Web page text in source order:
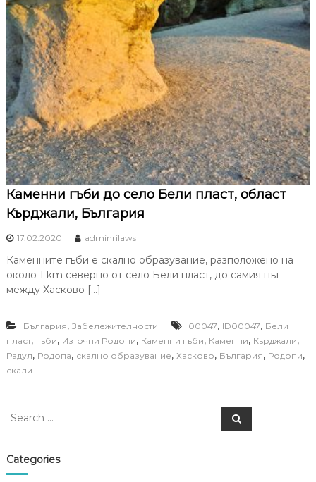
Каменни гъби до село Бели пласт, област
Кърджали, България
17.02.2020 adminrilaws
Каменните гъби е скално образувание, разположено на
около 1 km северно от село Бели пласт, до самия път
между Хасково […]
България, Забележителности 00047, ID00047, Бели
пласт, гъби, Източни Родопи, Каменни гъби, Каменни, Кърджали,
Радул, Родопа, скално образувание, Хасково, България, Родопи,
скали
S
r
c
S
e
Categories